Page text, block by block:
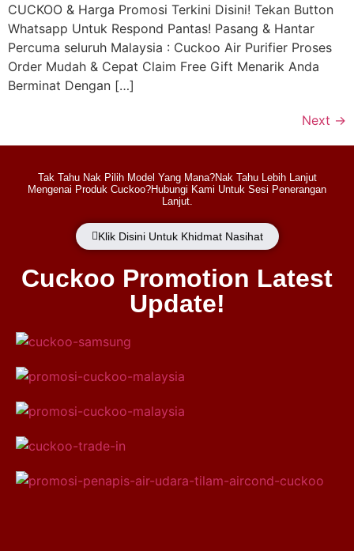
CUCKOO & Harga Promosi Terkini Disini! Tekan Button
Whatsapp Untuk Respond Pantas! Pasang & Hantar
Percuma seluruh Malaysia : Cuckoo Air Purifier Proses
Order Mudah & Cepat Claim Free Gift Menarik Anda
Berminat Dengan […]
Next →
Tak Tahu Nak Pilih Model Yang Mana?Nak Tahu Lebih Lanjut
Mengenai Produk Cuckoo?Hubungi Kami Untuk Sesi Penerangan
Lanjut.
Klik Disini Untuk Khidmat Nasihat
Cuckoo Promotion Latest
Update!